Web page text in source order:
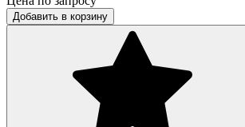
Добавить в корзину